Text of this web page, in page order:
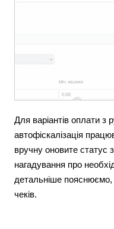
Для варіантів оплати з
автофіскалізація
вручну оновите статус
нагадування про
детальніше пояснюємо,
чеків.